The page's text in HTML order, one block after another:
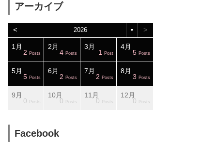
アーカイブ
< 2026 ▼ >
1月
2 Posts
2月
4 Posts
3月
1 Post
4月
5 Posts
5月
5 Posts
6月
2 Posts
7月
2 Posts
8月
3 Posts
9月
0 Posts
10月
0 Posts
11月
0 Posts
12月
0 Posts
Facebook